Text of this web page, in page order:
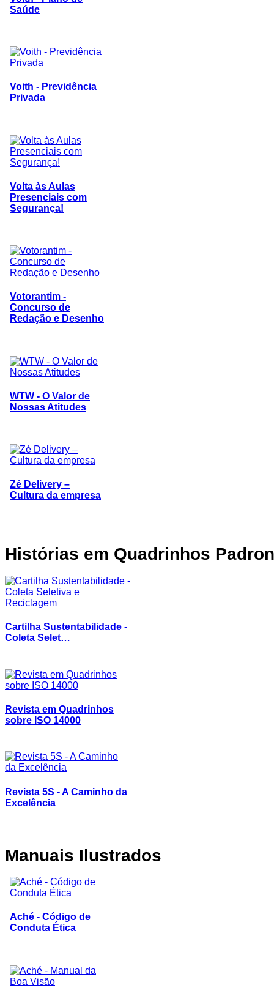
Saúde
Voith - Previdência
Privada
Volta às Aulas
Presenciais com
Segurança!
Votorantim -
Concurso de
Redação e Desenho
WTW - O Valor de
Nossas Atitudes
Zé Delivery –
Cultura da empresa
Histórias em Quadrinhos
Cartilha Sustentabilidade -
Coleta Selet…
Revista em Quadrinhos
sobre ISO 14000
Revista 5S - A Caminho da
Excelência
Manuais Ilustrados
Aché - Código de
Conduta Ética